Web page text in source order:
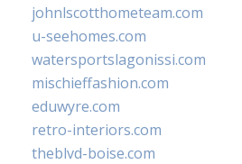
johnlscotthometeam.com
u-seehomes.com
watersportslagonissi.com
mischieffashion.com
eduwyre.com
retro-interiors.com
theblvd-boise.com